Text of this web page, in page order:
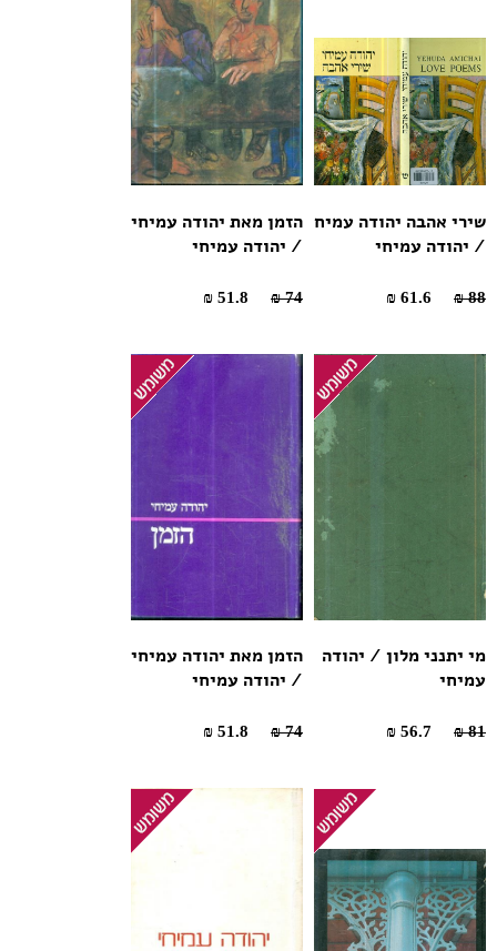
שירי אהבה יהודה עמיח
/ יהודה עמיחי
88 ₪
הזמן מאת יהודה עמיחי
/ יהודה עמיחי
74 ₪
מי יתנני מלון / יהודה
עמיחי
81 ₪
הזמן מאת יהודה עמיחי
/ יהודה עמיחי
74 ₪